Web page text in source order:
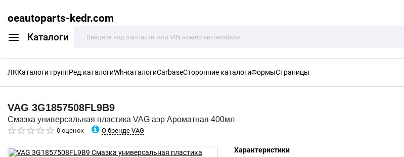
oeautoparts-kedr.com
Каталоги
ЛККаталоги группРед.каталогиWh-каталогиCarbaseСторонние каталогиФормыСтраницы
VAG 3G1857508FL9B9
Смазка универсальная пластика VAG аэр Ароматная 400мл
0 оценок О бренде VAG
Характеристики